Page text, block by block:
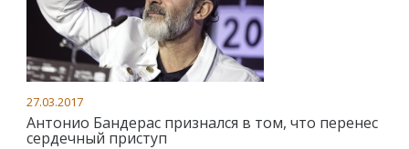
27.03.2017
Антонио Бандерас признался в том, что перенес
сердечный приступ